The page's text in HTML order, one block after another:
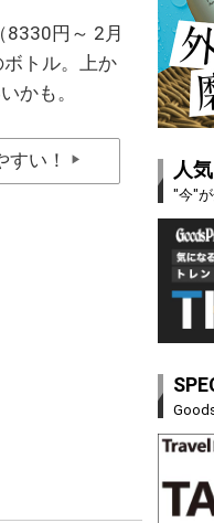
8330円～ 2月
トル。上か
かも。
い！ ▶ 人
"今"